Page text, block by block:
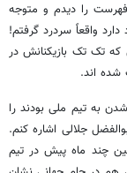
را دیدم و متوجه
واقعاً سردرد گرفتم!
تک تک بازیکنانش در
اند.
به تیم ملی بودند را
جلالی اشاره کنم.
چند ماه پیش در تیم